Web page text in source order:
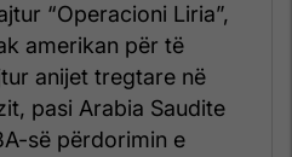
“Operacioni Liria”,
amerikan për të
anijet tregtare në
pasi Arabia Saudite
së përdorimin e